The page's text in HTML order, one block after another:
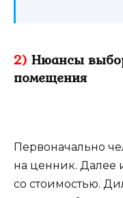
2) Нюансы
помещения
Первоначально
на ценник. Далее
со стоимостью.